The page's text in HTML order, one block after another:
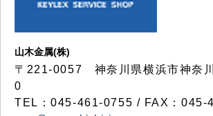
山木金属(株)
〒221-0057 神奈川県横浜市神奈
0
TEL：045-461-0755 / FAX：045-